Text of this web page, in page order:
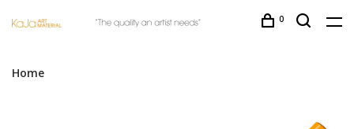
0
Home